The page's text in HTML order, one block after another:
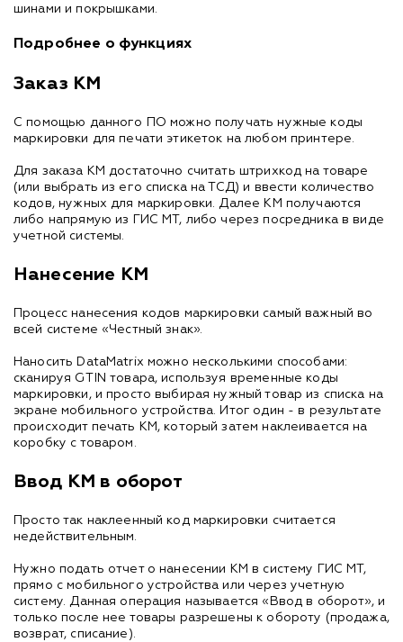
шинами и покрышками.
Подробнее о функциях
Заказ КМ
С помощью данного ПО можно получать нужные коды
маркировки для печати этикеток на любом принтере.
Для заказа КМ достаточно считать штрихкод на товаре
(или выбрать из его списка на ТСД) и ввести количество
кодов, нужных для маркировки. Далее КМ получаются
либо напрямую из ГИС МТ, либо через посредника в виде
учетной системы.
Нанесение КМ
Процесс нанесения кодов маркировки самый важный во
всей системе «Честный знак».
Наносить DataMatrix можно несколькими способами:
сканируя GTIN товара, используя временные коды
маркировки, и просто выбирая нужный товар из списка на
экране мобильного устройства. Итог один - в результате
происходит печать КМ, который затем наклеивается на
коробку с товаром.
Ввод КМ в оборот
Просто так наклеенный код маркировки считается
недействительным.
Нужно подать отчет о нанесении КМ в систему ГИС МТ,
прямо с мобильного устройства или через учетную
систему. Данная операция называется «Ввод в оборот», и
только после нее товары разрешены к обороту (продажа,
возврат, списание).